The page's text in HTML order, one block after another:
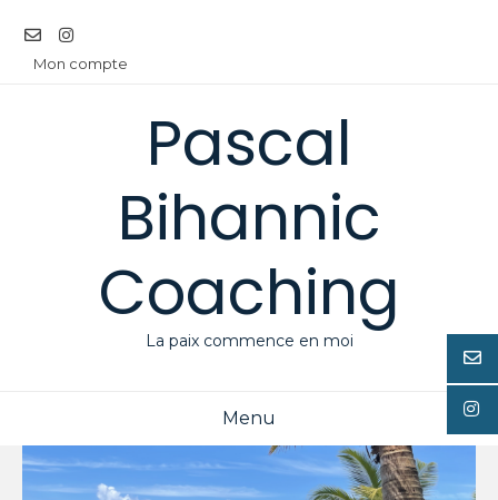
contenu
Mon compte
Pascal
Bihannic
Coaching
La paix commence en moi
Menu